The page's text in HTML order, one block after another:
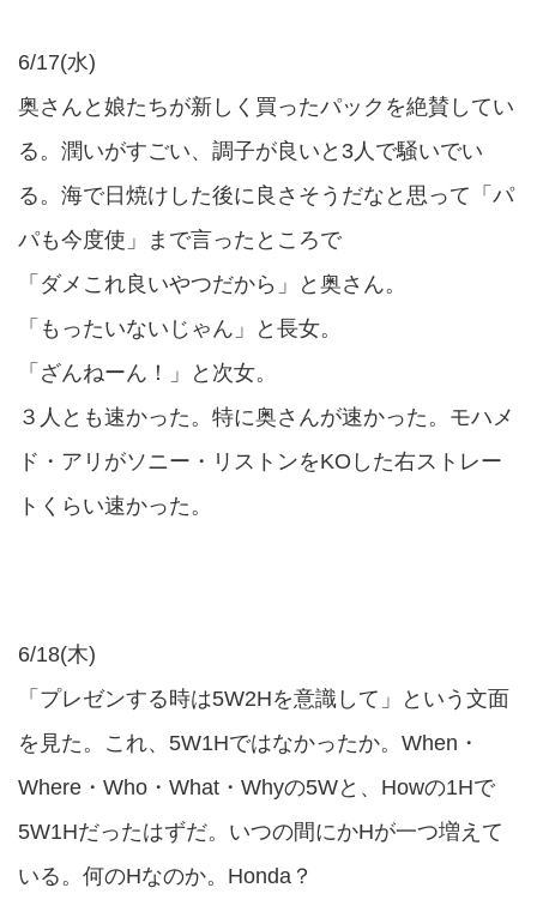
6/17(水)
奥さんと娘たちが新しく買ったパックを絶賛してい
る。潤いがすごい、調子が良いと3人で騒いでい
る。海で日焼けした後に良さそうだなと思って「パ
パも今度使」まで言ったところで
「ダメこれ良いやつだから」と奥さん。
「もったいないじゃん」と長女。
「ざんねーん！」と次女。
３人とも速かった。特に奥さんが速かった。モハメ
ド・アリがソニー・リストンをKOした右ストレー
トくらい速かった。
6/18(木)
「プレゼンする時は5W2Hを意識して」という文面
を見た。これ、5W1Hではなかったか。When・
Where・Who・What・Whyの5Wと、Howの1Hで
5W1Hだったはずだ。いつの間にかHが一つ増えて
いる。何のHなのか。Honda？